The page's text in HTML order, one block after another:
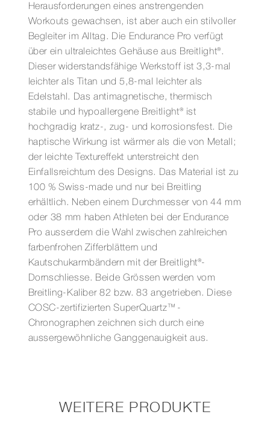
Herausforderungen eines anstrengenden
Workouts gewachsen, ist aber auch ein stilvoller
Begleiter im Alltag. Die Endurance Pro verfügt
über ein ultraleichtes Gehäuse aus Breitlight®.
Dieser widerstandsfähige Werkstoff ist 3,3-mal
leichter als Titan und 5,8-mal leichter als
Edelstahl. Das antimagnetische, thermisch
stabile und hypoallergene Breitlight® ist
hochgradig kratz-, zug- und korrosionsfest. Die
haptische Wirkung ist wärmer als die von Metall;
der leichte Textureffekt unterstreicht den
Einfallsreichtum des Designs. Das Material ist zu
100 % Swiss-made und nur bei Breitling
erhältlich. Neben einem Durchmesser von 44 mm
oder 38 mm haben Athleten bei der Endurance
Pro ausserdem die Wahl zwischen zahlreichen
farbenfrohen Zifferblättern und
Kautschukarmbändern mit der Breitlight®-
Dornschliesse. Beide Grössen werden vom
Breitling-Kaliber 82 bzw. 83 angetrieben. Diese
COSC-zertifizierten SuperQuartz™-
Chronographen zeichnen sich durch eine
aussergewöhnliche Ganggenauigkeit aus.
WEITERE PRODUKTE